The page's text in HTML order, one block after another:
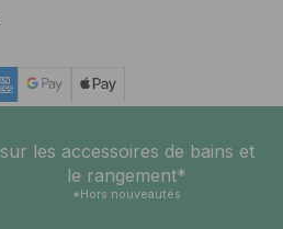
sur les accessoires de bains et
le rangement*
*Hors nouveautés